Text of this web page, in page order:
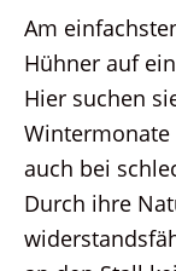
Am
Hühner auf
Hier suchen
auch bei
Durch ihre